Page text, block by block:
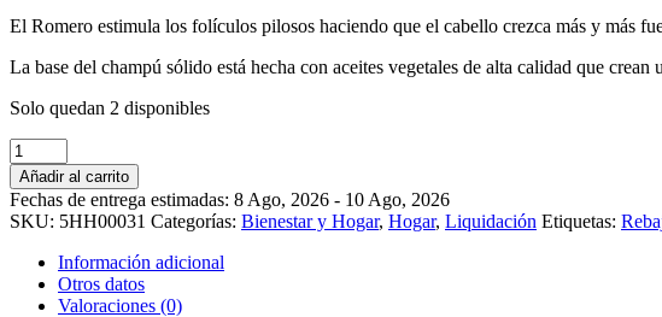
4,95€.2,97€.
El Romero estimula los folículos pilosos haciendo que el cabello crezca más y más
La base del champú sólido está hecha con aceites vegetales de alta calidad que
Solo quedan 2 disponibles
Champú
sólido:
lavanda
y
romero
cantidad
Añadir al carrito
Fechas de entrega estimadas: 8 Ago, 2026 - 10 Ago, 2026
SKU: 5HH00031 Categorías: Bienestar y Hogar, Hogar, Liquidación Etiquetas:
Información adicional
Otros datos
Valoraciones (0)